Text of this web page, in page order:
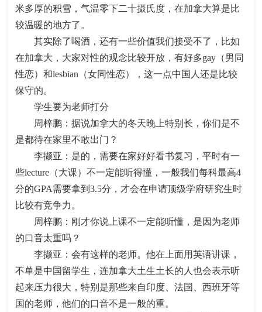
米多厚的积雪，气温零下二十摄氏度，在加拿大算是比
较温暖的地方了。
其实除了喝酒，还有一些价值我们接受不了，比如
在加拿大，大家对性的观念比较开放，有好多gay（男同
性恋）和lesbian（女同性恋），这一点中国人还是比较
保守的。
学生要为老师打分
周梓鹏：据说加拿大的冬天晚上特别长，你们是不
是都待在家里不敢出门？
李撷亚：是的，需要在家好好看书复习，平时有一
些lecture（大课）不一定能听得懂，一般我们每科最高4
分的GPA需要拿到3.5分，才会在申请顶级学府研究生时
比较有竞争力。
周梓鹏：刚才你说上课不一定能听懂，是因为老师
的口音太重吗？
李撷亚：会有这样的老师。他在上面用英语讲课，
不单是中国留学生，连加拿大土生土长的人也会表示听
起来压力很大，特别是那些来自印度、法国、西班牙等
国的老师，他们的口音不是一般的重。